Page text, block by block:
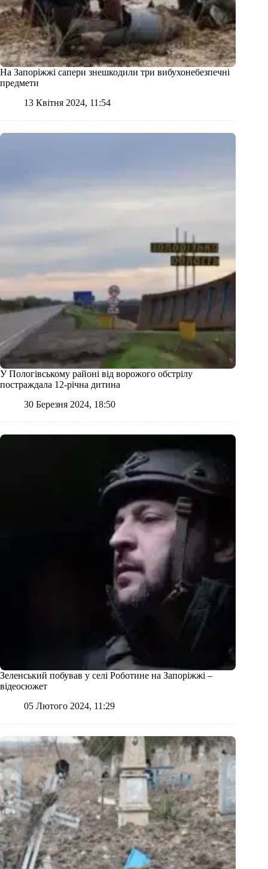
На Запоріжжі сапери знешкодили три вибухонебезпечні
предмети
13 Квітня 2024, 11:54
У Пологівському районі від ворожого обстрілу
постраждала 12-річна дитина
30 Березня 2024, 18:50
Зеленський побував у селі Роботине на Запоріжжі –
відеосюжет
05 Лютого 2024, 11:29